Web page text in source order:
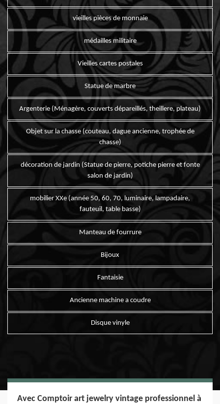
vieilles pièces de monnaie
médailles militaire
Vieilles cartes postales
Statue de marbre
Argenterie (Ménagère, couverts dépareillés, theillere, plateau)
Objet sur la chasse (couteau, dague ancienne, trophée de
chasse)
décoration de jardin (Statue de pierre, potiche pierre et fonte
salon de jardin)
mobilier XXe (année 50, 60, 70, luminaire, lampadaire,
fauteuil, table basse)
Manteau de fourrure
Bijoux
Fantaisie
Ancienne machine a coudre
Disque vinyle
Avec Comptoir art jewelry vintage professionnel à